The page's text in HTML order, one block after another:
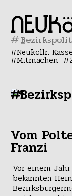
#
Neukölln
Mitmachen
Vom
Franzi
Vor einem
bekannten